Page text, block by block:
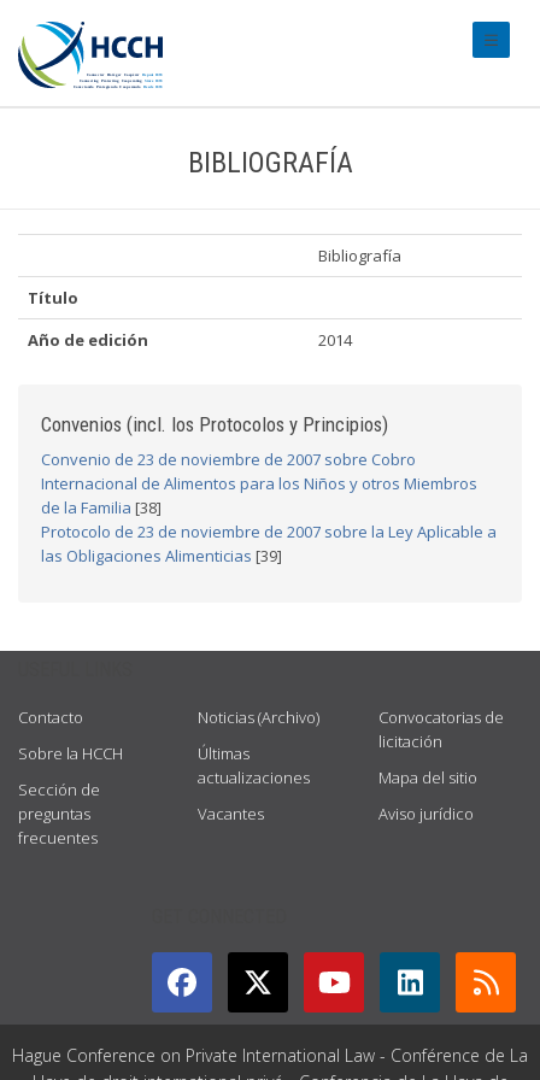
BIBLIOGRAFÍA
Bibliografía
Título
Año de edición
2014
Convenios (incl. los Protocolos y Principios)
Convenio de 23 de noviembre de 2007 sobre Cobro
Internacional de Alimentos para los Niños y otros Miembros
de la Familia [38]
Protocolo de 23 de noviembre de 2007 sobre la Ley Aplicable a
las Obligaciones Alimenticias [39]
Contacto
Sobre la HCCH
Sección de
preguntas
frecuentes
Noticias (Archivo)
Últimas
actualizaciones
Vacantes
Convocatorias de
licitación
Mapa del sitio
Aviso jurídico
Hague Conference on Private International Law - Conférence de La